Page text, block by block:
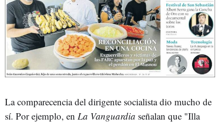
La comparecencia del dirigente socialista dio mucho de
sí. Por ejemplo, en La Vanguardia señalan que "Illa